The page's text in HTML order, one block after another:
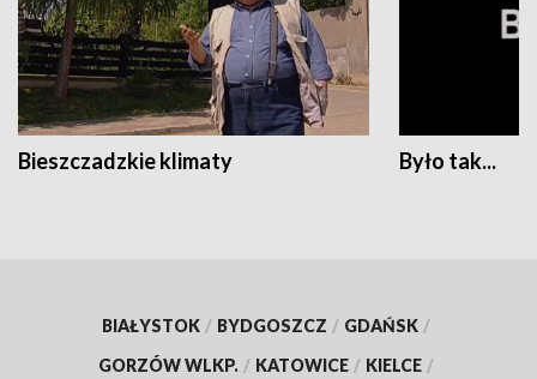
Bieszczadzkie klimaty Było tak...
BIAŁYSTOK / BYDGOSZCZ / GDAŃSK /
GORZÓW WLKP. / KATOWICE / KIELCE /